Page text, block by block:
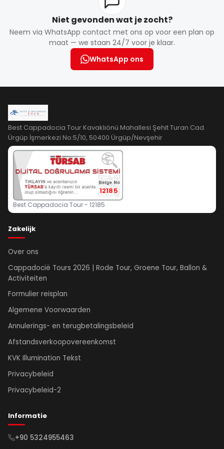
Niet gevonden wat je zocht?
Neem via WhatsApp contact met ons op voor een plan op
maat — we staan 24/7 voor je klaar.
WhatsApp ons
Best Cappadocia Tour Kavaklıönü Mahallesi Şehit Turan Cad.
Ürgüp İşmerkezi No:5/10, 50400 Ürgüp/Nevşehir
12185
Best Cappadocia Tour - 12185
Zakelijk
Over ons
Cappadocië Tours 2026 | Rode Tour, Groene Tour, Ballon &
Activiteiten
Formulier reisplan
Algemene Voorwaarden
Annulerings- en terugbetalingsbeleid
Afstandsverkoopovereenkomst
KVK Illumination Tekst
Privacybeleid
Privacybeleid-2
Informatie
+90 5324955463